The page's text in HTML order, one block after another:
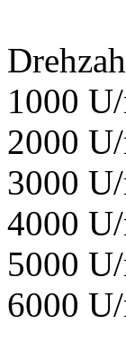
1000
2000
3000
4000
5000
6000